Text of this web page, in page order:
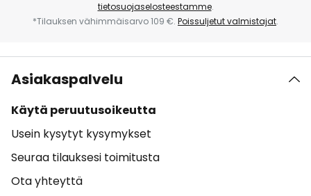
tietosuojaselosteestamme.
*Tilauksen vähimmäisarvo 109 €. Poissuljetut valmistajat.
Asiakaspalvelu
Käytä peruutusoikeutta
Usein kysytyt kysymykset
Seuraa tilauksesi toimitusta
Ota yhteyttä